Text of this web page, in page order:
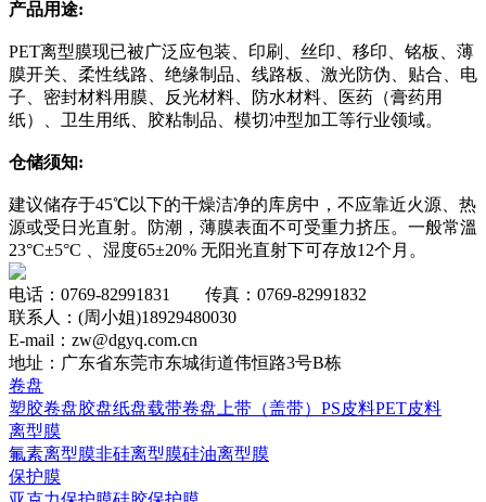
产品用途:
PET离型膜现已被广泛应包装、印刷、丝印、移印、铭板、薄
膜开关、柔性线路、绝缘制品、线路板、激光防伪、贴合、电
子、密封材料用膜、反光材料、防水材料、医药（膏药用
纸）、卫生用纸、胶粘制品、模切冲型加工等行业领域。
仓储须知:
建议储存于45℃以下的干燥洁净的库房中，不应靠近火源、热
源或受日光直射。防潮，薄膜表面不可受重力挤压。一般常溫
23°C±5°C 、湿度65±20% 无阳光直射下可存放12个月。
电话：0769-82991831 传真：0769-82991832
联系人：(周小姐)18929480030
E-mail：zw@dgyq.com.cn
地址：广东省东莞市东城街道伟恒路3号B栋
卷盘
塑胶卷盘胶盘纸盘载带卷盘 上带（盖带） PS皮料PET皮料
离型膜
氟素离型膜非硅离型膜硅油离型膜
保护膜